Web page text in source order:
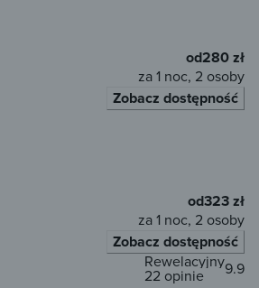
od280 zł
za 1 noc, 2 osoby
Zobacz dostępność
od323 zł
za 1 noc, 2 osoby
Zobacz dostępność
9.9
Rewelacyjny
22 opinie